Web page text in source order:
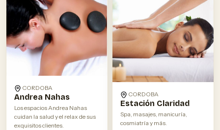
CORDOBA
Andrea Nahas
Los espacios Andrea Nahas
cuidan la salud y el relax de sus
exquisitos clientes.
CORDOBA
Estación Claridad
Spa, masajes, manicuría,
cosmiatría y más.